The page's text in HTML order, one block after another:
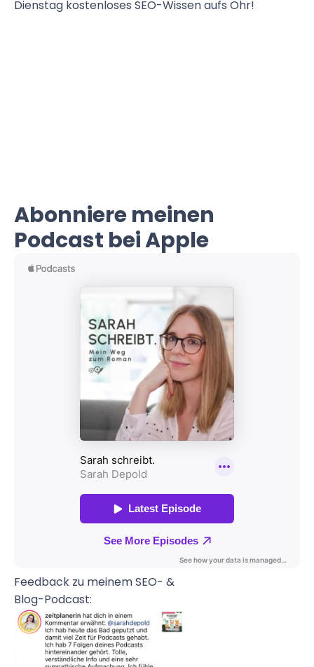
Dienstag kostenloses SEO-Wissen aufs Ohr!
Abonniere meinen
Podcast bei Apple
Feedback zu meinem SEO- &
Blog-Podcast: